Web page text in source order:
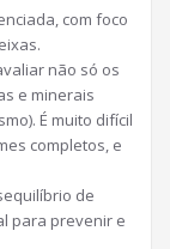
com foco
não só os
e minerais
É muito difícil
completos, e
de
para prevenir e